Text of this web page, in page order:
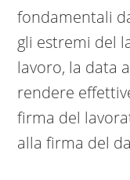
fondamentali
gli estremi del
lavoro, la data
rendere
firma del
alla firma del